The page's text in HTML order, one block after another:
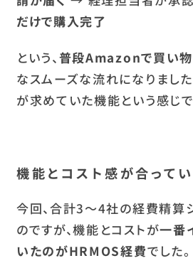
だけで購入完了
という、 普段Amazonで買い物
なスムーズな流れになりまし
が求めていた機能という感じで
機能とコスト感が合って
今回、合計3〜4社の経費精算
のですが、機能とコストが一番
いたのがHRMOS経費でした。